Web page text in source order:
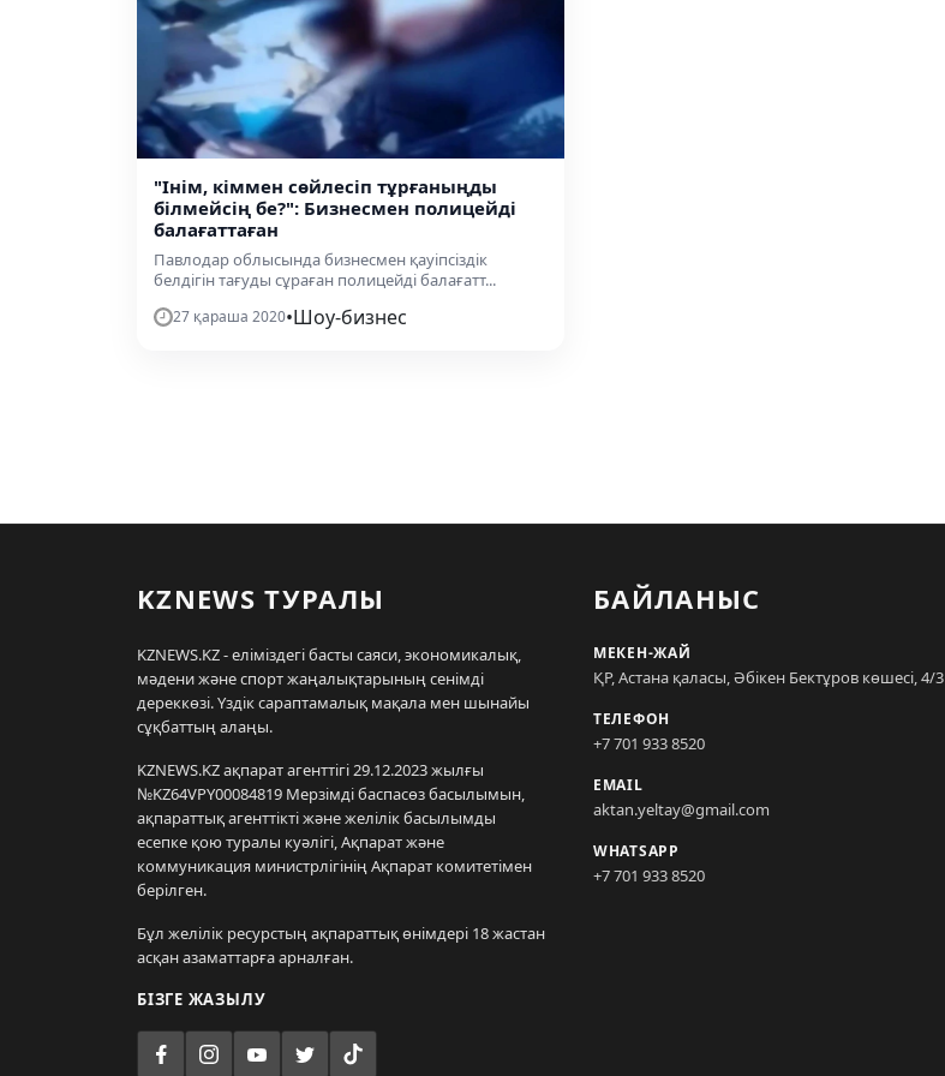
"Інім, кіммен сөйлесіп тұрғаныңды
білмейсің бе?": Бизнесмен полицейді
балағаттаған
Павлодар облысында бизнесмен қауіпсіздік
белдігін тағуды сұраған полицейді балағатт...
27 қараша 2020•Шоу-бизнес
KZNEWS ТУРАЛЫ
KZNEWS.KZ - еліміздегі басты саяси, экономикалық,
мәдени және спорт жаңалықтарының сенімді
дереккөзі. Үздік сараптамалық мақала мен шынайы
сұқбаттың алаңы.
KZNEWS.KZ ақпарат агенттігі 29.12.2023 жылғы
№KZ64VPY00084819 Мерзімді баспасөз басылымын,
ақпараттық агенттікті және желілік басылымды
есепке қою туралы куәлігі, Ақпарат және
коммуникация министрлігінің Ақпарат комитетімен
берілген.
Бұл желілік ресурстың ақпараттық өнімдері 18 жастан
асқан азаматтарға арналған.
БІЗГЕ ЖАЗЫЛУ
БАЙЛАНЫС
МЕКЕН-ЖАЙ
ҚР, Астана қаласы, Әбікен Бектұров көшесі, 4/3
ТЕЛЕФОН
+7 701 933 8520
EMAIL
aktan.yeltay@gmail.com
WHATSAPP
+7 701 933 8520